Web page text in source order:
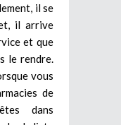
il se
il arrive
et que
le rendre.
vous
de
dans